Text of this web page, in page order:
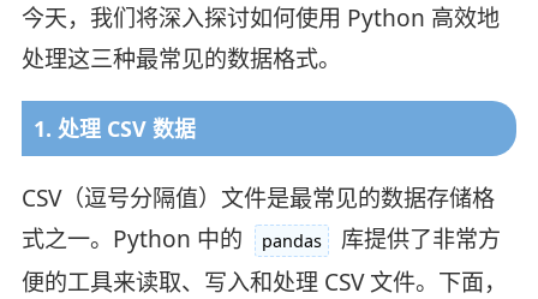
今天，我们将深入探讨如何使用 Python 高效地
处理这三种最常见的数据格式。
1. 处理 CSV 数据
CSV（逗号分隔值）文件是最常见的数据存储格
式之一。Python 中的
pandas
库提供了非常方
便的工具来读取、写入和处理 CSV 文件。下面，